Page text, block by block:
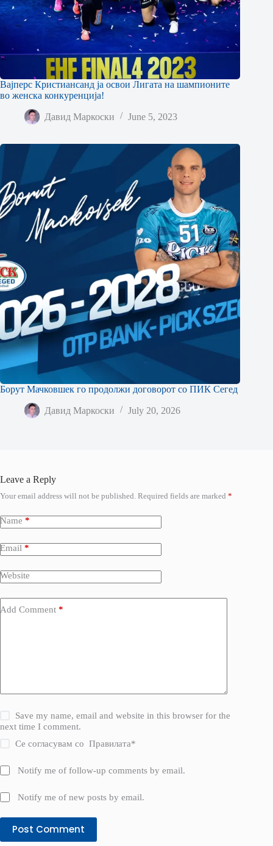
Вајперс Кристиансанд ја освои Лигата на шампионите
во женска конкуренција!
Давид Маркоски June 5, 2023
Борут Мачковшек го продолжи договорот со ПИК Сегед
Давид Маркоски July 20, 2026
Leave a Reply
Your email address will not be published. Required fields are marked *
Name *
Email *
Website
Add Comment *
Save my name, email and website in this browser for the
next time I comment.
Се согласувам соПравилата*
Notify me of follow-up comments by email.
Notify me of new posts by email.
Post Comment